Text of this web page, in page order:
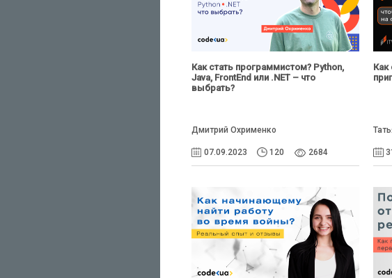
Как стать программистом? Python,
Java, FrontEnd или .NET – что
выбрать?
Дмитрий Охрименко
07.09.2023 120 2684
Как